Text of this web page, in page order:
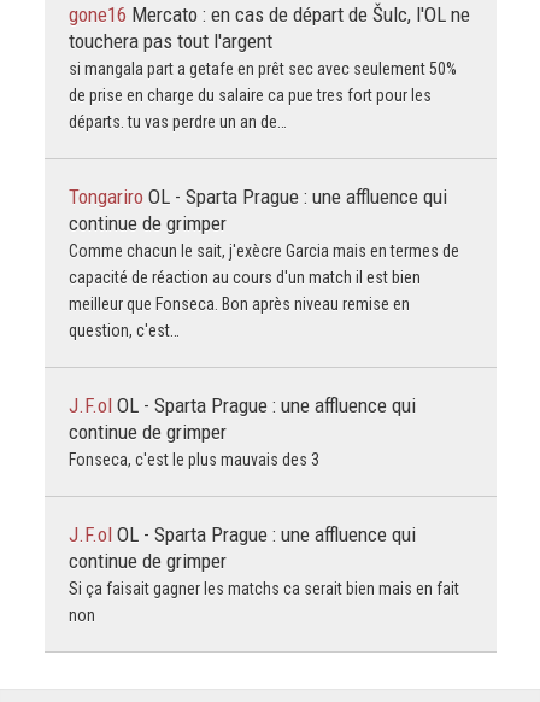
gone16 Mercato : en cas de départ de Šulc, l'OL ne
touchera pas tout l'argent
si mangala part a getafe en prêt sec avec seulement 50%
de prise en charge du salaire ca pue tres fort pour les
départs. tu vas perdre un an de…
Tongariro OL - Sparta Prague : une affluence qui
continue de grimper
Comme chacun le sait, j'exècre Garcia mais en termes de
capacité de réaction au cours d'un match il est bien
meilleur que Fonseca. Bon après niveau remise en
question, c'est…
J.F.ol OL - Sparta Prague : une affluence qui
continue de grimper
Fonseca, c'est le plus mauvais des 3
J.F.ol OL - Sparta Prague : une affluence qui
continue de grimper
Si ça faisait gagner les matchs ca serait bien mais en fait
non